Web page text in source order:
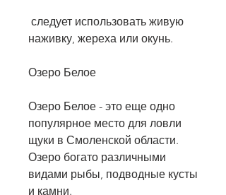
наживку, жереха или окунь.
Озеро Белое
Озеро Белое - это еще одно
популярное место для ловли
щуки в Смоленской области.
Озеро богато различными
видами рыбы, подводные кусты
и камни.